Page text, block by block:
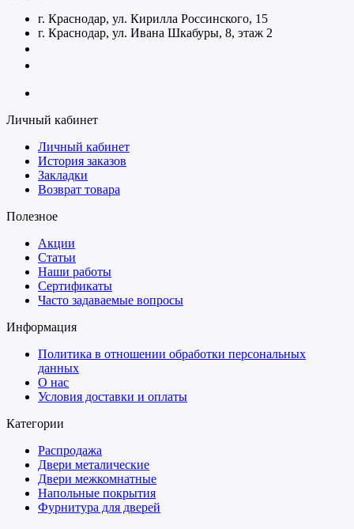
г. Краснодар, ул. Кирилла Россинского, 15
г. Краснодар, ул. Ивана Шкабуры, 8, этаж 2
Личный кабинет
Личный кабинет
История заказов
Закладки
Возврат товара
Полезное
Акции
Статьи
Наши работы
Сертификаты
Часто задаваемые вопросы
Информация
Политика в отношении обработки персональных
данных
О нас
Условия доставки и оплаты
Категории
Распродажа
Двери металические
Двери межкомнатные
Напольные покрытия
Фурнитура для дверей